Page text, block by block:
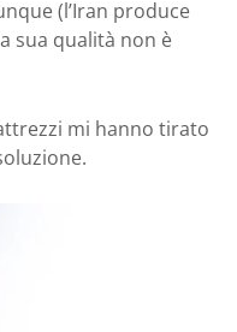
(l’Iran produce
sua qualità non è
mi hanno tirato